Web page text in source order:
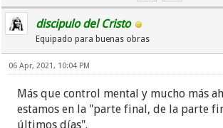
discipulo del Cristo
Equipado para buenas obras
06 Apr, 2021, 10:04 PM
Más que control mental y mucho más
estamos en la "parte final, de la parte
últimos días".